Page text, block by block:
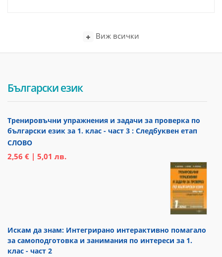
Виж всички
Български език
Тренировъчни упражнения и задачи за проверка по
български език за 1. клас - част 3 : Следбуквен етап
СЛОВО
2,56 € | 5,01 лв.
Искам да знам: Интегрирано интерактивно помагало
за самоподготовка и занимания по интереси за 1.
клас - част 2